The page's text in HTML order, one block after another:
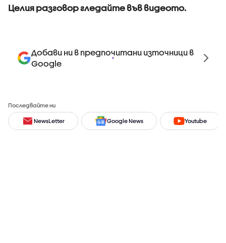
Целия разговор гледайте във видеото.
Добави ни в предпочитани източници в
Google
Последвайте ни
NewsLetter Google News Youtube